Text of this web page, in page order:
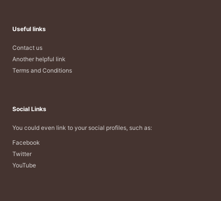
Useful links
Contact us
Another helpful link
Terms and Conditions
Social Links
You could even link to your social profiles, such as:
Facebook
Twitter
YouTube